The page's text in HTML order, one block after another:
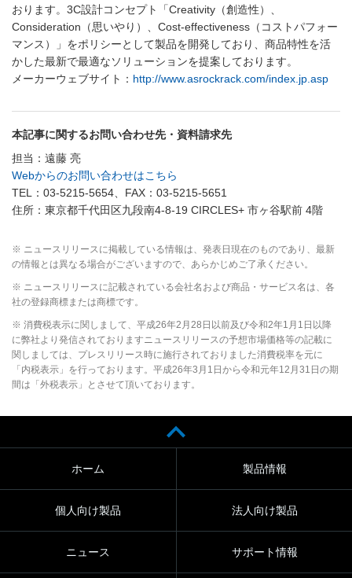
おります。3C設計コンセプト「Creativity（創造性）、
Consideration（思いやり）、Cost-effectiveness（コストパフォー
マンス）」をポリシーとして製品を開発しており、商品特性を活
かした最新で最適なソリューションを提案しております。
メーカーウェブサイト： http://www.asrockrack.com/index.jp.asp
本記事に関するお問い合わせ先・資料請求先
担当：遠藤 亮
Webからのお問い合わせはこちら
TEL：03-5215-5654、FAX：03-5215-5651
住所：東京都千代田区九段南4-8-19 CIRCLES+ 市ヶ谷駅前 4階
※ ニュースリリースに掲載している情報は、発表日現在のものであり、最新
の情報とは異なる場合がございますので、あらかじめご了承ください。
※ ニュースリリースに記載されている会社名および商品・サービス名は、各
社の登録商標または商標です。
※ 消費税表示に関しまして、平成26年2月28日以前及び令和2年1月1日以降
に弊社より発信されておりますニュースリリースの予想市場価格等の記載に
関しましては、プレスリリース時に施行されておりました消費税率を元に
「内税表示」を行っております。平成26年3月1日から令和元年12月31日の期
間は「外税表示」とさせて頂いております。
ホーム 製品情報
個人向け製品 法人向け製品
ニュース サポート情報